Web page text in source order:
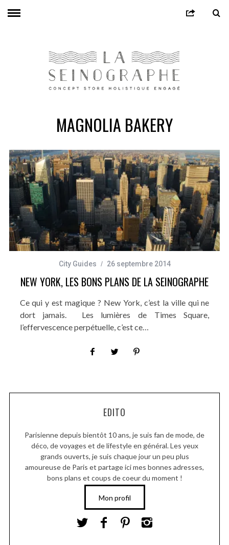
MAGNOLIA BAKERY
City Guides 26 septembre 2014
NEW YORK, LES BONS PLANS DE LA SEINOGRAPHE
Ce qui y est magique ? New York, c’est la ville qui ne
dort jamais. Les lumières de Times Square,
l’effervescence perpétuelle, c’est ce…
EDITO
Parisienne depuis bientôt 10 ans, je suis fan de mode, de
déco, de voyages et de lifestyle en général. Les yeux
grands ouverts, je suis chaque jour un peu plus
amoureuse de Paris et partage ici mes bonnes adresses,
bons plans et coups de coeur du moment !
Mon profil